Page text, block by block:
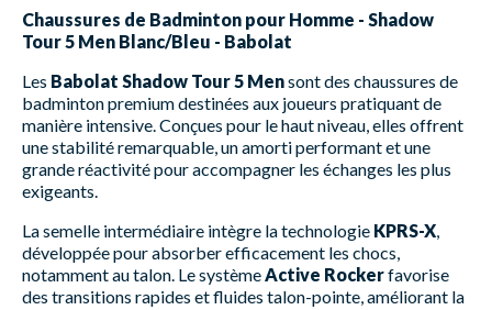
Chaussures de Badminton pour Homme - Shadow
Tour 5 Men Blanc/Bleu - Babolat
Les Babolat Shadow Tour 5 Mensont des chaussures de
badminton premium destinées aux joueurs pratiquant de
manière intensive. Conçues pour le haut niveau, elles offrent
une stabilité remarquable, un amorti performant et une
grande réactivité pour accompagner les échanges les plus
exigeants.
La semelle intermédiaire intègre la technologie KPRS-X
développée pour absorber efficacement les chocs,
notamment au talon. Le système Active Rockerfavorise
des transitions rapides et fluides talon-pointe, améliorant la